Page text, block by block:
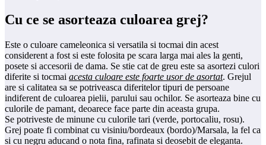
Cu ce se asorteaza culoarea grej?
Este o culoare cameleonica si versatila si tocmai din acest
considerent a fost si este folosita pe scara larga mai ales la genti,
posete si accesorii de dama. Se stie cat de greu este sa asortezi culori
diferite si tocmai acesta culoare este foarte usor de asortat. Grejul
are si calitatea sa se potriveasca diferitelor tipuri de persoane
indiferent de culoarea pielii, parului sau ochilor. Se asorteaza bine cu
culorile de pamant, deoarece face parte din aceasta grupa.
Se potriveste de minune cu culorile tari (verde, portocaliu, rosu).
Grej poate fi combinat cu visiniu/bordeaux (bordo)/Marsala, la fel ca
si cu negru aducand o nota fina, rafinata si deosebit de eleganta.